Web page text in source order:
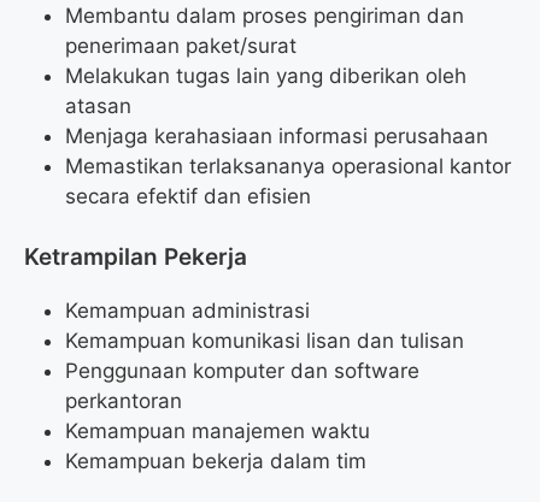
Membantu dalam proses pengiriman dan
penerimaan paket/surat
Melakukan tugas lain yang diberikan oleh
atasan
Menjaga kerahasiaan informasi perusahaan
Memastikan terlaksananya operasional kantor
secara efektif dan efisien
Ketrampilan Pekerja
Kemampuan administrasi
Kemampuan komunikasi lisan dan tulisan
Penggunaan komputer dan software
perkantoran
Kemampuan manajemen waktu
Kemampuan bekerja dalam tim